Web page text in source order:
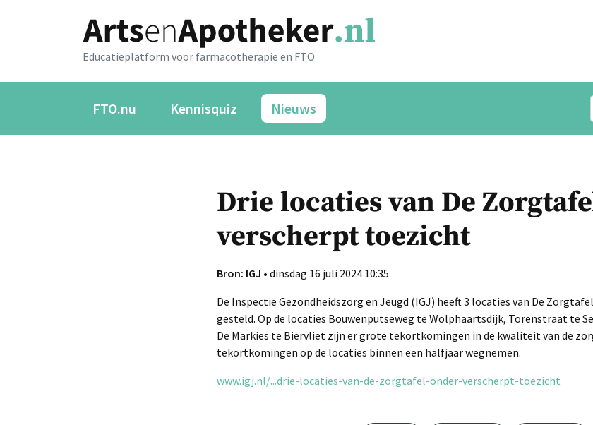
Educatieplatform voor farmacotherapie en FTO
FTO.nu Kennisquiz Nieuws
Drie locaties van De
verscherpt toezicht
Bron: IGJ • dinsdag 16 juli 2024 10:35
De Inspectie Gezondheidszorg en Jeugd (IGJ) heeft 3 locaties van De
gesteld. Op de locaties Bouwenputseweg te Wolphaartsdijk, Torenstraat te
De Markies te Biervliet zijn er grote tekortkomingen in de kwaliteit van de
tekortkomingen op de locaties binnen een halfjaar wegnemen.
www.igj.nl/...drie-locaties-van-de-zorgtafel-onder-verscherpt-toezicht